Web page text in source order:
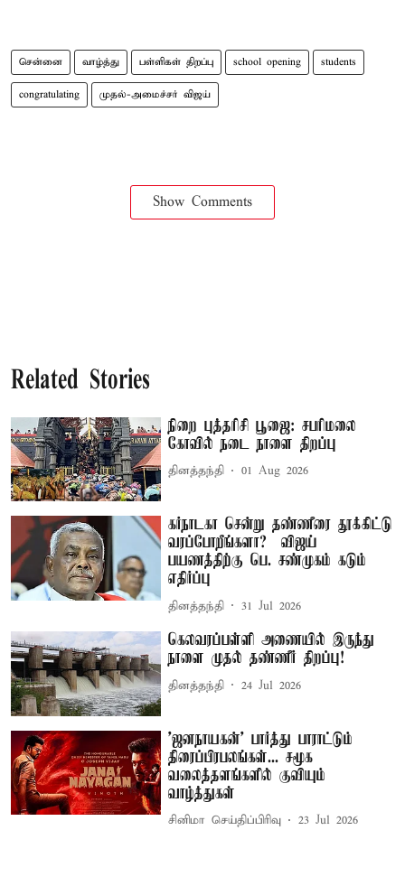
சென்னை வாழ்த்து பள்ளிகள் திறப்பு school opening students
congratulating முதல்-அமைச்சர் விஜய்
Show Comments
Related Stories
நிறை புத்தரிசி பூஜை: சபரிமலை
கோவில் நடை நாளை திறப்பு
தினத்தந்தி 01 Aug 2026
கர்நாடகா சென்று தண்ணீரை தூக்கிட்டு
வரப்போறீங்களா? – விஜய்
பயணத்திற்கு பெ. சண்முகம் கடும்
எதிர்ப்பு
தினத்தந்தி 31 Jul 2026
கெலவரப்பள்ளி அணையில் இருந்து
நாளை முதல் தண்ணீர் திறப்பு!
தினத்தந்தி 24 Jul 2026
'ஜனநாயகன்' பார்த்து பாராட்டும்
திரைப்பிரபலங்கள்... சமூக
வலைத்தளங்களில் குவியும்
வாழ்த்துகள்
சினிமா செய்திப்பிரிவு 23 Jul 2026